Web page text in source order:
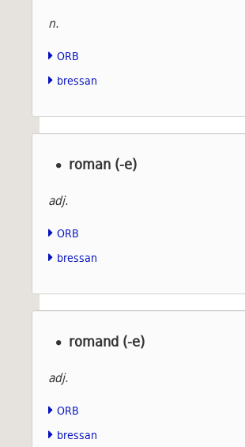
n.
ORB
bressan
roman (-e)
adj.
ORB
bressan
romand (-e)
adj.
ORB
bressan